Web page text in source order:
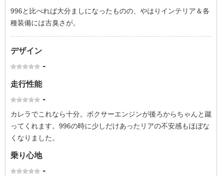
996と比べれば大分ましになったものの、やはりインテリア＆各
種装備には古臭さが。
デザイン
-
走行性能
-
カレラでこれなら十分。ボクサーエンジンが後ろからちゃんと蹴
ってくれます。996の時に少しだけあったリアの不安感もほぼな
くなりました。
乗り心地
-